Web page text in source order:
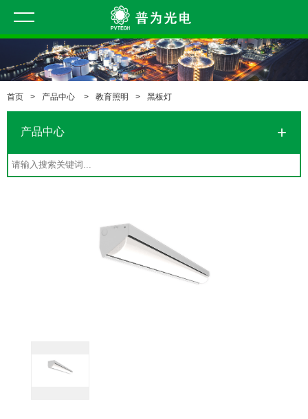
首页 > 产品中心 > 教育照明 > 黑板灯
产品中心